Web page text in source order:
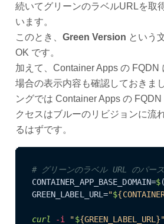
続いてグリーンのラベルURLを取
います。
このとき、 Green Version という
OK です。
加えて、Container Apps の FQDN
場合の表示内容も確認しておきま
ングでは Container Apps の
クセスはブルーのリビジョンに流
るはずです。
# グリーンのラベル URL のパース
CONTAINER_APP_BASE_DOMAIN=$
GREEN_LABEL_URL="$
curl -i "${GREEN_LABEL_URL}"